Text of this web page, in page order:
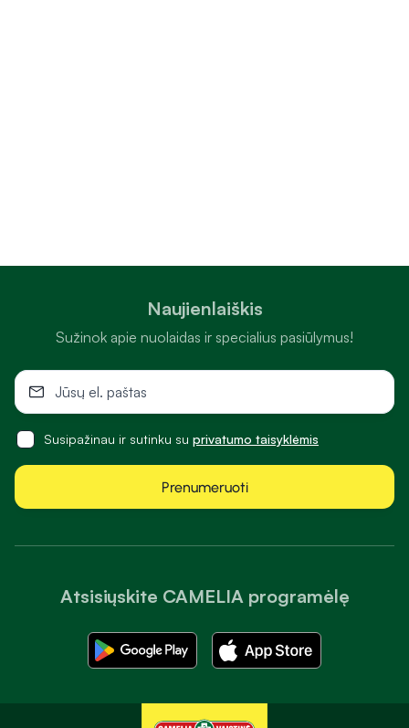
Atsisiųskite CAMELIA programėlę
Naujienlaiškis
Sužinok apie nuolaidas ir specialius pasiūlymus!
Susipažinau ir sutinku su privatumo taisyklėmis
Prenumeruoti